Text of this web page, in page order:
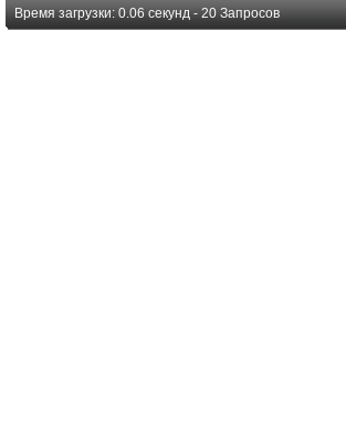
Время загрузки: 0.06 секунд - 20 Запросов